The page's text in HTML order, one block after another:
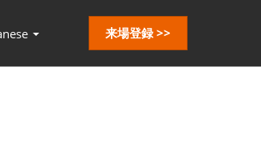
来場登録 >>